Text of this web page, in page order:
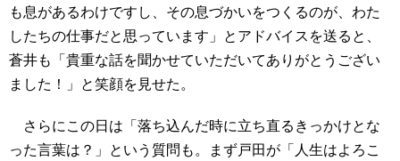
も息があるわけですし、その息づかいをつくるのが、わた
したちの仕事だと思っています」とアドバイスを送ると、
蒼井も「貴重な話を聞かせていただいてありがとうござい
ました！」と笑顔を見せた。
さらにこの日は「落ち込んだ時に立ち直るきっかけとな
った言葉は？」という質問も。まず戸田が「人生はよろこ